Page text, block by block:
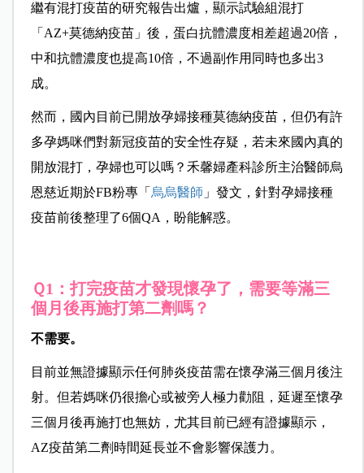
繼有混打疫苗的研究報告出爐，顯示試驗組混打
「AZ+莫德納疫苗」後，蛋白抗體濃度相差超過20倍，
中和抗體濃度也提高10倍，不過副作用同時也多出3
成。
然而，國內目前已開放孕婦接種莫德納疫苗，但仍有許
多孕媽咪們對新冠疫苗的安全性存疑，若未來國內真的
開放混打，孕婦也可以嗎？禾馨婦產科診所主治醫師烏
恩慈近期於FB粉專「 烏烏醫師 」發文，針對孕婦接種
疫苗前後整理了6個QA，盼能解惑。
Ｑ1：打完疫苗才發現懷孕了，需要等滿三
個月後再施打第二劑嗎？
不需要。
目前並無證據顯示任何肺炎疫苗需在懷孕滿三個月後注
射。但若媽咪仍很擔心或被旁人極力勸阻，延遲至懷孕
三個月後再施打也無妨，尤其目前已經有證據顯示，
AZ疫苗第二劑時間延長並不會影響保護力。